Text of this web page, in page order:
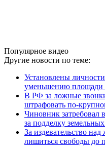
Популярное видео
Другие новости по теме:
Установлены
уменьшению площади
В РФ за ложные
штрафовать по-
Чиновник затребовал
за подделку
За издевательство
лишиться свободы до